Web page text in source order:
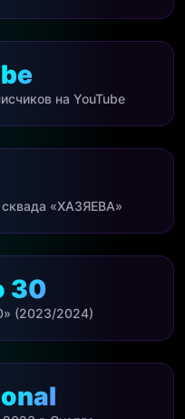
на YouTube
сквада «ХАЗЯЕВА»
30
(2023/2024)